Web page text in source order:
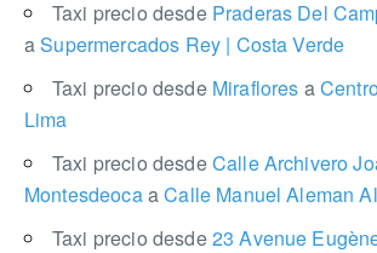
Taxi precio desde Praderas Del
aSupermercados Rey | Costa Verde
Taxi precio desde Miraflores a
Lima
Taxi precio desdeCalle Archivero
MontesdeocaaCalle Manuel Aleman
Taxi precio desde23 Avenue